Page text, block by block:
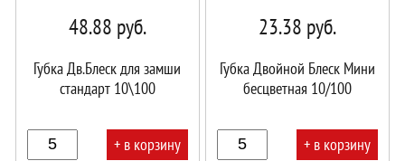
48.88 руб.
Губка Дв.Блеск для замши
стандарт 10\100
+ в корзину
23.38 руб.
Губка Двойной Блеск Мини
бесцветная 10/100
+ в корзину